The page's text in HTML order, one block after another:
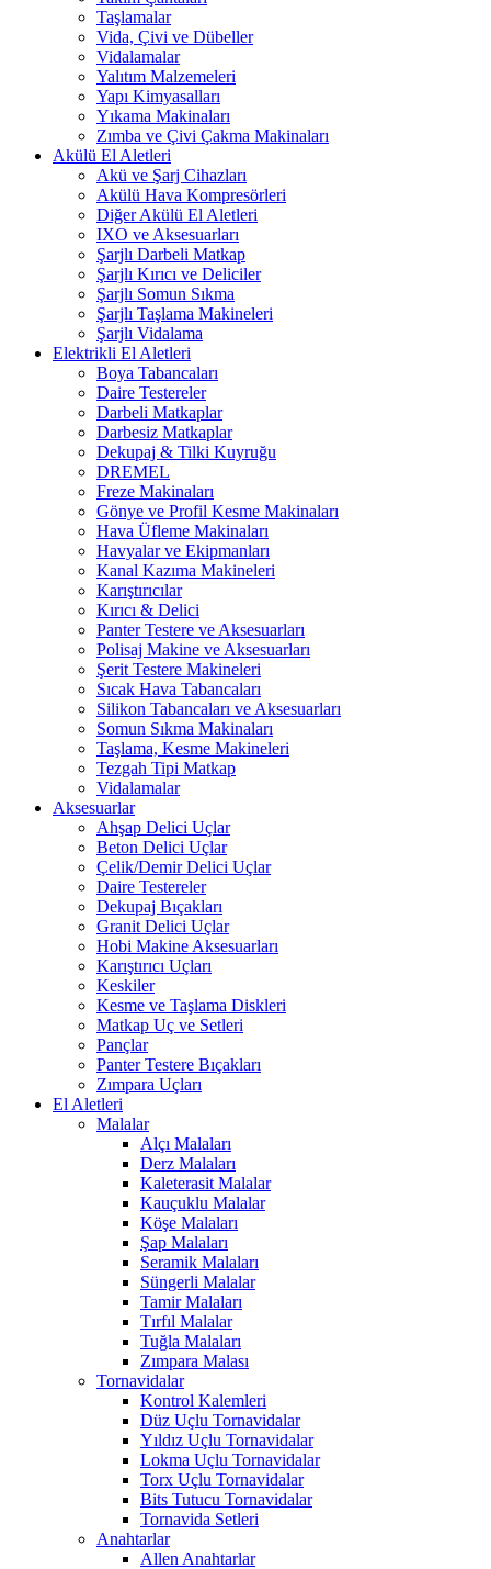
Taşlamalar
Vida, Çivi ve Dübeller
Vidalamalar
Yalıtım Malzemeleri
Yapı Kimyasalları
Yıkama Makinaları
Zımba ve Çivi Çakma Makinaları
Akülü El Aletleri
Akü ve Şarj Cihazları
Akülü Hava Kompresörleri
Diğer Akülü El Aletleri
IXO ve Aksesuarları
Şarjlı Darbeli Matkap
Şarjlı Kırıcı ve Deliciler
Şarjlı Somun Sıkma
Şarjlı Taşlama Makineleri
Şarjlı Vidalama
Elektrikli El Aletleri
Boya Tabancaları
Daire Testereler
Darbeli Matkaplar
Darbesiz Matkaplar
Dekupaj & Tilki Kuyruğu
DREMEL
Freze Makinaları
Gönye ve Profil Kesme Makinaları
Hava Üfleme Makinaları
Havyalar ve Ekipmanları
Kanal Kazıma Makineleri
Karıştırıcılar
Kırıcı & Delici
Panter Testere ve Aksesuarları
Polisaj Makine ve Aksesuarları
Şerit Testere Makineleri
Sıcak Hava Tabancaları
Silikon Tabancaları ve Aksesuarları
Somun Sıkma Makinaları
Taşlama, Kesme Makineleri
Tezgah Tipi Matkap
Vidalamalar
Aksesuarlar
Ahşap Delici Uçlar
Beton Delici Uçlar
Çelik/Demir Delici Uçlar
Daire Testereler
Dekupaj Bıçakları
Granit Delici Uçlar
Hobi Makine Aksesuarları
Karıştırıcı Uçları
Keskiler
Kesme ve Taşlama Diskleri
Matkap Uç ve Setleri
Pançlar
Panter Testere Bıçakları
Zımpara Uçları
El Aletleri
Malalar
Alçı Malaları
Derz Malaları
Kaleterasit Malalar
Kauçuklu Malalar
Köşe Malaları
Şap Malaları
Seramik Malaları
Süngerli Malalar
Tamir Malaları
Tırfıl Malalar
Tuğla Malaları
Zımpara Malası
Tornavidalar
Kontrol Kalemleri
Düz Uçlu Tornavidalar
Yıldız Uçlu Tornavidalar
Lokma Uçlu Tornavidalar
Torx Uçlu Tornavidalar
Bits Tutucu Tornavidalar
Tornavida Setleri
Anahtarlar
Allen Anahtarlar